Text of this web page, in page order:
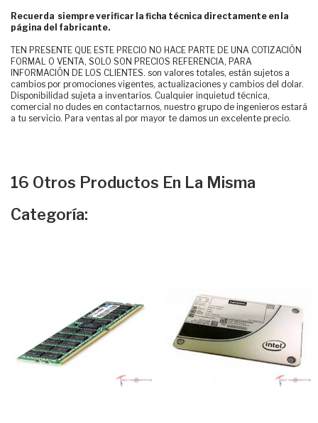
Recuerda siempre verificar la ficha técnica directamente en la
página del fabricante.
TEN PRESENTE QUE ESTE PRECIO NO HACE PARTE DE UNA COTIZACIÓN
FORMAL O VENTA, SOLO SON PRECIOS REFERENCIA, PARA
INFORMACIÓN DE LOS CLIENTES. son valores totales, están sujetos a
cambios por promociones vigentes, actualizaciones y cambios del dolar.
Disponibilidad sujeta a inventarios. Cualquier inquietud técnica,
comercial no dudes en contactarnos, nuestro grupo de ingenieros estará
a tu servicio. Para ventas al por mayor te damos un excelente precio.
16 Otros Productos En La Misma
Categoría: